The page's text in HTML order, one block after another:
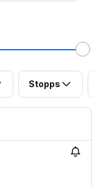
Stopps